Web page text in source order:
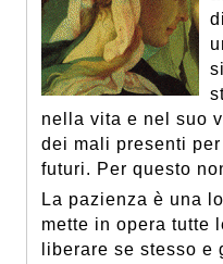
nella vita e nel suo
dei mali presenti
futuri. Per questo
La pazienza è una
mette in opera tutte
liberare se stesso